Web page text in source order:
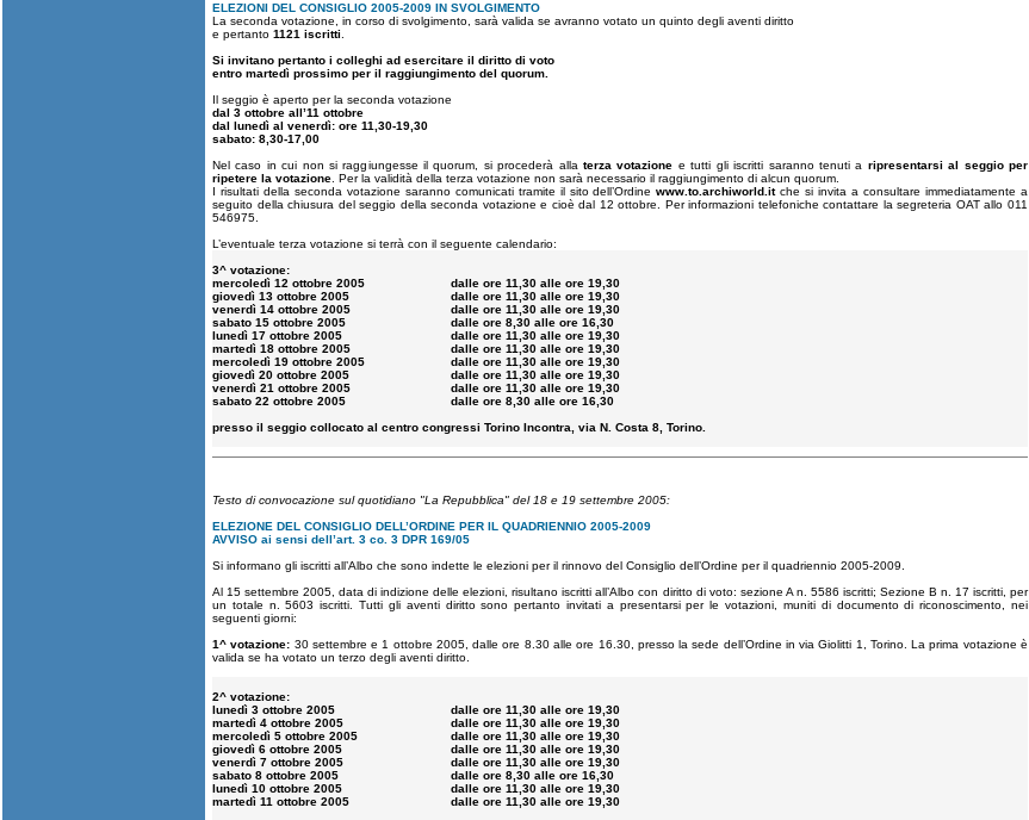
ELEZIONI DEL CONSIGLIO 2005-2009 IN SVOLGIMENTO
La seconda votazione, in corso di svolgimento, sarà valida se avranno votato un quinto degli aventi diritto
e pertanto 1121 iscritti
Si invitano pertanto i colleghi ad esercitare il diritto di voto
entro martedì prossimo per il raggiungimento del quorum.
Il seggio è aperto per la seconda votazione
dal 3 ottobre all’11 ottobre
dal lunedì al venerdì: ore 11,30-19,30
sabato: 8,30-17,00
Nel caso in cui non si raggiungesse il quorum, si procederà alla terza votazione e tutti gli iscritti saranno tenuti a ripresentarsi al seggio per
ripetere la votazione . Per la validità della terza votazione non sarà necessario il raggiungimento di alcun quorum.
I risultati della seconda votazione saranno comunicati tramite il sito dell’Ordinewww.to.archiworld.itche si invita a consultare immediatamente a
seguito della chiusura del seggio della seconda votazione e cioè dal 12 ottobre. Per informazioni telefoniche contattare la segreteria OAT allo 011
546975.
L’eventuale terza votazione si terrà con il seguente calendario:
3^ votazione:
mercoledì 12 ottobre 2005
dalle ore 11,30 alle ore 19,30
giovedì 13 ottobre 2005
dalle ore 11,30 alle ore 19,30
venerdì 14 ottobre 2005
dalle ore 11,30 alle ore 19,30
sabato 15 ottobre 2005
dalle ore 8,30 alle ore 16,30
lunedì 17 ottobre 2005
dalle ore 11,30 alle ore 19,30
martedì 18 ottobre 2005
dalle ore 11,30 alle ore 19,30
mercoledì 19 ottobre 2005
dalle ore 11,30 alle ore 19,30
giovedì 20 ottobre 2005
dalle ore 11,30 alle ore 19,30
venerdì 21 ottobre 2005
dalle ore 11,30 alle ore 19,30
sabato 22 ottobre 2005
dalle ore 8,30 alle ore 16,30
presso il seggio collocato al centro congressi Torino Incontra, via N. Costa 8, Torino.
Testo di convocazione sul quotidiano "La Repubblica" del 18 e 19 settembre 2005:
ELEZIONE DEL CONSIGLIO DELL’ORDINE PER IL QUADRIENNIO 2005-2009
AVVISO ai sensi dell’art. 3 co. 3 DPR 169/05
Si informano gli iscritti all’Albo che sono indette le elezioni per il rinnovo del Consiglio dell’Ordine per il quadriennio 2005-2009.
Al 15 settembre 2005, data di indizione delle elezioni, risultano iscritti all’Albo con diritto di voto: sezione A n. 5586 iscritti; Sezione B n. 17 iscritti, per
un totale n. 5603 iscritti. Tutti gli aventi diritto sono pertanto invitati a presentarsi per le votazioni, muniti di documento di riconoscimento, nei
seguenti giorni:
1^ votazione: 30 settembre e 1 ottobre 2005, dalle ore 8.30 alle ore 16.30, presso la sede dell’Ordine in via Giolitti 1, Torino. La prima votazione è
valida se ha votato un terzo degli aventi diritto.
2^ votazione:
lunedì 3 ottobre 2005
dalle ore 11,30 alle ore 19,30
martedì 4 ottobre 2005
dalle ore 11,30 alle ore 19,30
mercoledì 5 ottobre 2005
dalle ore 11,30 alle ore 19,30
giovedì 6 ottobre 2005
dalle ore 11,30 alle ore 19,30
venerdì 7 ottobre 2005
dalle ore 11,30 alle ore 19,30
sabato 8 ottobre 2005
dalle ore 8,30 alle ore 16,30
lunedì 10 ottobre 2005
dalle ore 11,30 alle ore 19,30
martedì 11 ottobre 2005
dalle ore 11,30 alle ore 19,30